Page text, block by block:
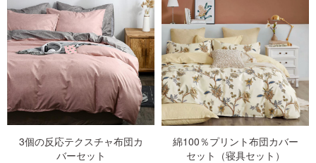
3個の反応テクスチャ布団カ
バーセット
綿100％プリント布団カバー
セット（寝具セット）